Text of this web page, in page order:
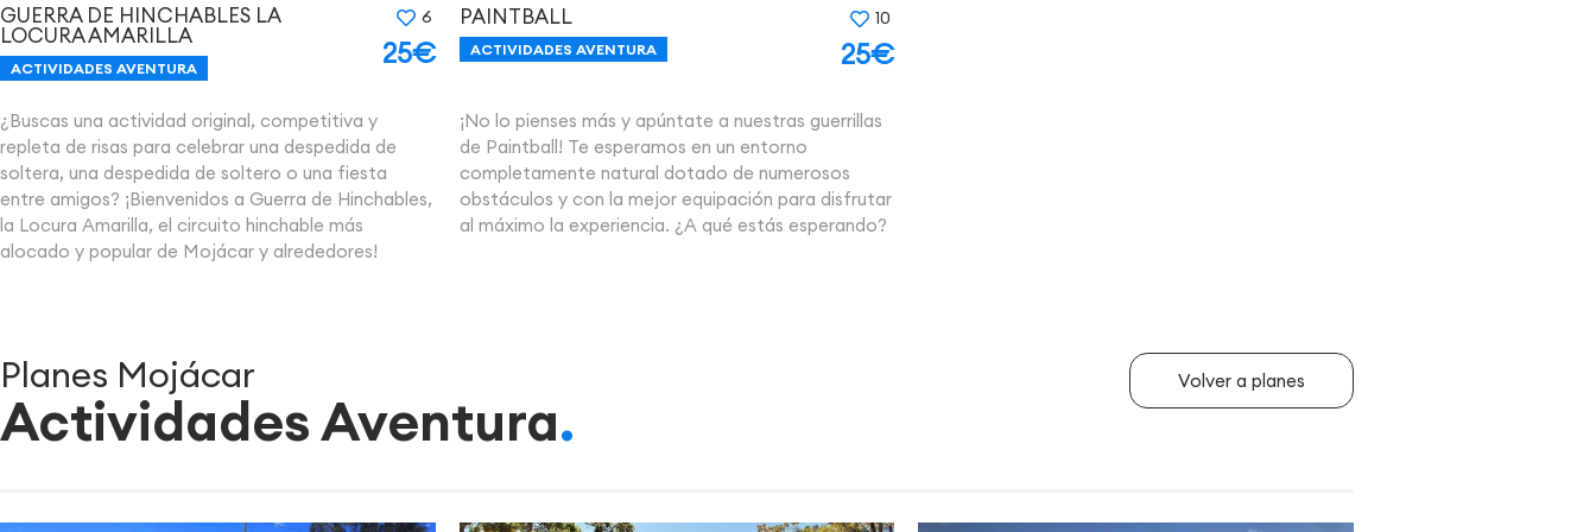
GUERRA DE HINCHABLES LA
LOCURA AMARILLA
ACTIVIDADES AVENTURA
6
25€
¿Buscas una actividad original, competitiva y
repleta de risas para celebrar una despedida de
soltera, una despedida de soltero o una fiesta
entre amigos? ¡Bienvenidos a Guerra de Hinchables,
la Locura Amarilla, el circuito hinchable más
alocado y popular de Mojácar y alrededores!
PAINTBALL
ACTIVIDADES AVENTURA
10
25€
¡No lo pienses más y apúntate a nuestras guerrillas
de Paintball! Te esperamos en un entorno
completamente natural dotado de numerosos
obstáculos y con la mejor equipación para disfrutar
al máximo la experiencia. ¿A qué estás esperando?
Planes Mojácar
Actividades Aventura
Volver a planes